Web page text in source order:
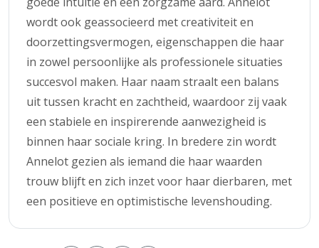
wordt ook geassocieerd met creativiteit en
doorzettingsvermogen, eigenschappen die haar
in zowel persoonlijke als professionele situaties
succesvol maken. Haar naam straalt een balans
uit tussen kracht en zachtheid, waardoor zij vaak
een stabiele en inspirerende aanwezigheid is
binnen haar sociale kring. In bredere zin wordt
Annelot gezien als iemand die haar waarden
trouw blijft en zich inzet voor haar dierbaren, met
een positieve en optimistische levenshouding.